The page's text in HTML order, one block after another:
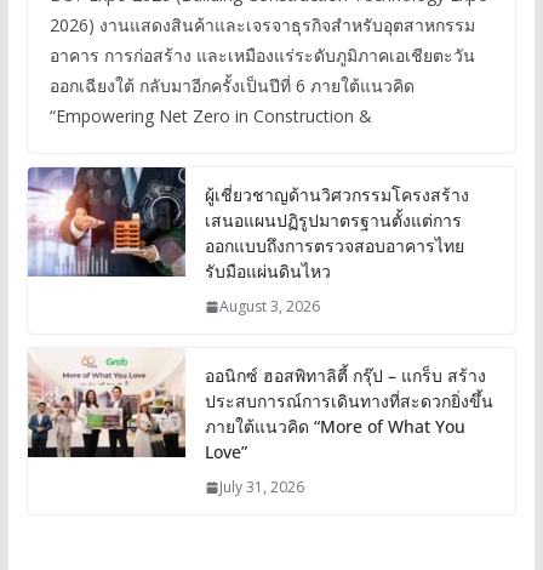
2026) งานแสดงสินค้าและเจรจาธุรกิจสำหรับอุตสาหกรรม
อาคาร การก่อสร้าง และเหมืองแร่ระดับภูมิภาคเอเชียตะวัน
ออกเฉียงใต้ กลับมาอีกครั้งเป็นปีที่ 6 ภายใต้แนวคิด
“Empowering Net Zero in Construction &
ผู้เชี่ยวชาญด้านวิศวกรรมโครงสร้าง
เสนอแผนปฏิรูปมาตรฐานตั้งแต่การ
ออกแบบถึงการตรวจสอบอาคารไทย
รับมือแผ่นดินไหว
August 3, 2026
ออนิกซ์ ฮอสพิทาลิตี้ กรุ๊ป – แกร็บ สร้าง
ประสบการณ์การเดินทางที่สะดวกยิ่งขึ้น
ภายใต้แนวคิด “More of What You
Love”
July 31, 2026